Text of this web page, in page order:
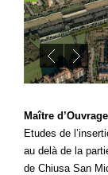
Maître
Etudes de
au delà de la
de Chiusa San